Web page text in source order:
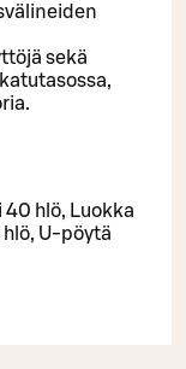
sekä
hlö, Luokka
U-pöytä